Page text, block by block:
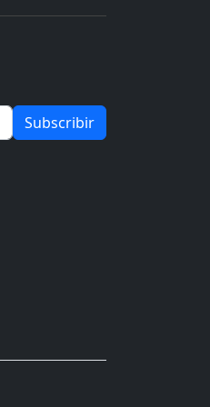
Subscribir